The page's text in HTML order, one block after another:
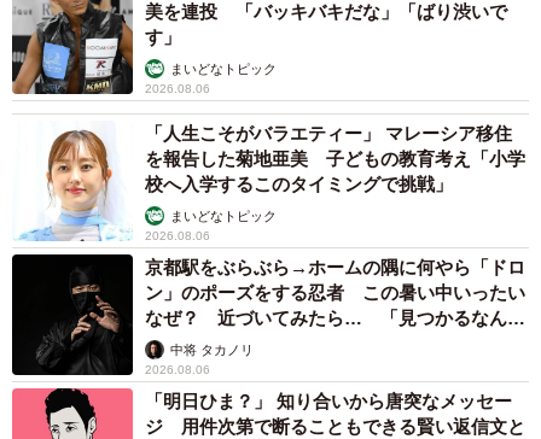
美を連投 「バッキバキだな」「ばり渋いで
す」
まいどなトピック
2026.08.06
「人生こそがバラエティー」 マレーシア移住
を報告した菊地亜美 子どもの教育考え「小学
校へ入学するこのタイミングで挑戦」
まいどなトピック
2026.08.06
京都駅をぶらぶら→ホームの隅に何やら「ドロ
ン」のポーズをする忍者 この暑い中いったい
なぜ？ 近づいてみたら… 「見つかるなんて
未熟」中将 タカノリ
2026.08.06
「明日ひま？」 知り合いから唐突なメッセー
ジ 用件次第で断ることもできる賢い返信文と